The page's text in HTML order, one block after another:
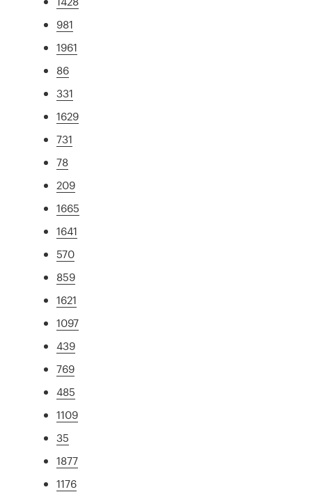
981
1961
86
331
1629
731
78
209
1665
1641
570
859
1621
1097
439
769
485
1109
35
1877
1176